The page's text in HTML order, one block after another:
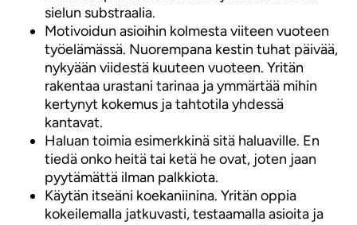
sielun substraalia.
Motivoidun asioihin kolmesta viiteen vuoteen
työelämässä. Nuorempana kestin tuhat päivää,
nykyään viidestä kuuteen vuoteen. Yritän
rakentaa urastani tarinaa ja ymmärtää mihin
kertynyt kokemus ja tahtotila yhdessä
kantavat.
Haluan toimia esimerkkinä sitä haluaville. En
tiedä onko heitä tai ketä he ovat, joten jaan
pyytämättä ilman palkkiota.
Käytän itseäni koekaniinina. Yritän oppia
kokeilemalla jatkuvasti, testaamalla asioita ja